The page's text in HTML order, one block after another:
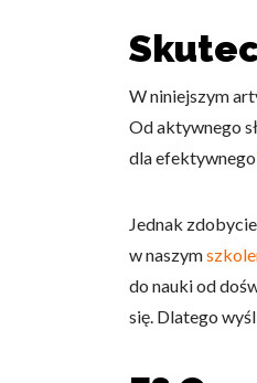
W niniejszym
Od aktywnego
dla efektywnego
Jednak
w naszym
do nauki od
się. Dlatego